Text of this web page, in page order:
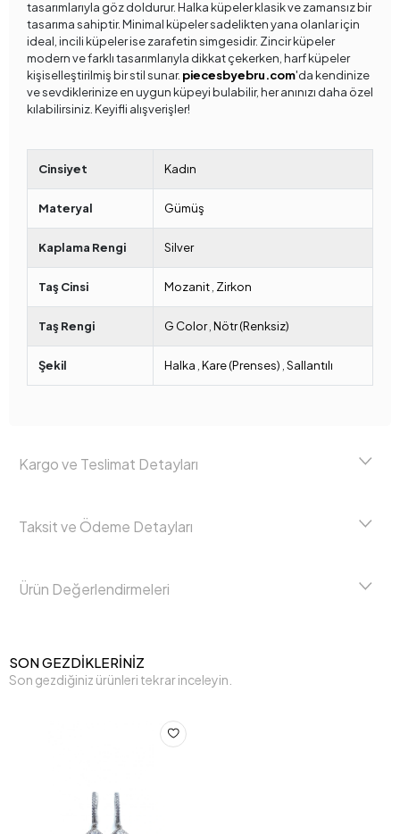
tasarımlarıyla göz doldurur. Halka küpeler klasik ve zamansız bir
tasarıma sahiptir. Minimal küpeler sadelikten yana olanlar için
ideal, incili küpeler ise zarafetin simgesidir. Zincir küpeler
modern ve farklı tasarımlarıyla dikkat çekerken, harf küpeler
kişiselleştirilmiş bir stil sunar. piecesbyebru.com'da kendinize
ve sevdiklerinize en uygun küpeyi bulabilir, her anınızı daha özel
kılabilirsiniz. Keyifli alışverişler!
Cinsiyet Kadın
Materyal Gümüş
Kaplama Rengi Silver
Taş Cinsi Mozanit Zirkon
Taş Rengi G Color, Nötr (Renksiz)
Şekil Halka Kare (Prenses) Sallantılı
Kargo ve Teslimat Detayları
Taksit ve Ödeme Detayları
Ürün Değerlendirmeleri
SON GEZDİKLERİNİZ
Son gezdiğiniz ürünleri tekrar inceleyin.